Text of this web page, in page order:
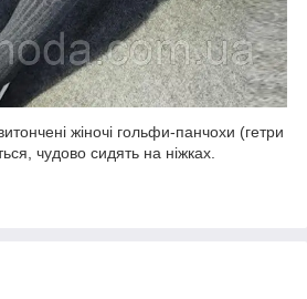
жіночі гольфи-панчохи (гетри
чудово сидять на ніжках.